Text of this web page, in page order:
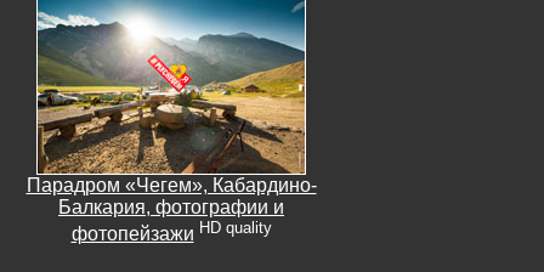
Парадром «Чегем», Кабардино-
Балкария, фотографии и
фотопейзажи HD quality